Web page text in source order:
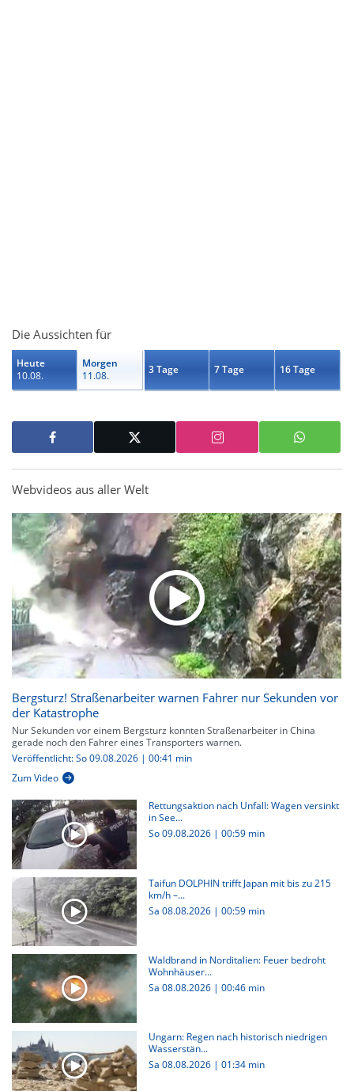
Die Aussichten für
Heute
10.08.
Morgen
11.08.
3 Tage 7 Tage 16 Tage
Webvideos aus aller Welt
Bergsturz! Straßenarbeiter warnen Fahrer nur Sekunden vor
der Katastrophe
Nur Sekunden vor einem Bergsturz konnten Straßenarbeiter in China
gerade noch den Fahrer eines Transporters warnen.
Veröffentlicht: So 09.08.2026 | 00:41 min
Zum Video
Rettungsaktion nach Unfall: Wagen versinkt
in See...
So 09.08.2026 | 00:59 min
Taifun DOLPHIN trifft Japan mit bis zu 215
km/h –...
Sa 08.08.2026 | 00:59 min
Waldbrand in Norditalien: Feuer bedroht
Wohnhäuser...
Sa 08.08.2026 | 00:46 min
Ungarn: Regen nach historisch niedrigen
Wasserstän...
Sa 08.08.2026 | 01:34 min